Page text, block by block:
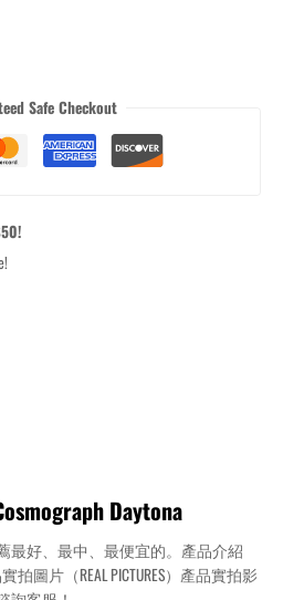
Safe Checkout
Daytona​
最好、最中、最便宜的。產品介紹
品實拍圖片（REAL PICTURES）產品實拍影